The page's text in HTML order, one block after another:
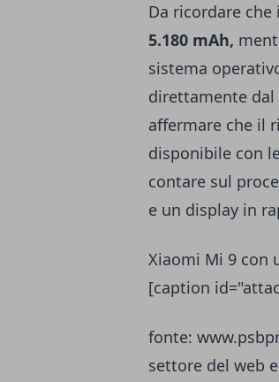
Da ricordare che
5.180 mAh,
sistema
direttamente dal
affermare che il
disponibile con
contare sul
e un display in
Xiaomi Mi 9 con
[caption
fonte:
settore del web